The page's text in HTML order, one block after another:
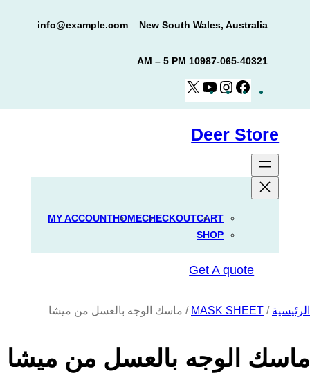
New South Wales, Australia
info@example.com
987-065-40321
10 AM – 5 PM
Facebook
Instagram
YouTube
Deer Store
CART
CHECKOUT
HOME
MY ACCOUNT
SHOP
Get A quote
الرئيسية /
MASK SHEET / ماسك الوجه بالعسل من ميشا
ماسك الوجه بالعسل من ميشا